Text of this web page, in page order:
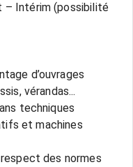
– Intérim (possibilité
d’ouvrages
vérandas...
techniques
et machines
des normes